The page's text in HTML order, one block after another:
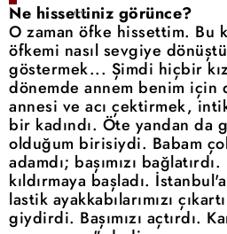
Ne hissettiniz görünce?
O zaman öfke hissettim. Bu
öfkemi nasıl sevgiye
göstermek... Şimdi hiçbir
dönemde annem benim için
annesi ve acı çektirmek,
bir kadındı. Öte yandan da
olduğum birisiydi. Babam
adamdı; başımızı
kıldırmaya başladı.
lastik ayakkabılarımızı
giydirdi. Başımızı açtırdı.